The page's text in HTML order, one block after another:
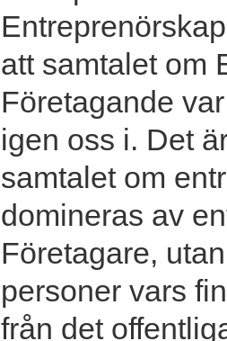
att samtalet om
Företagande
igen oss i. Det
samtalet om
domineras av
Företagare,
personer vars
från det